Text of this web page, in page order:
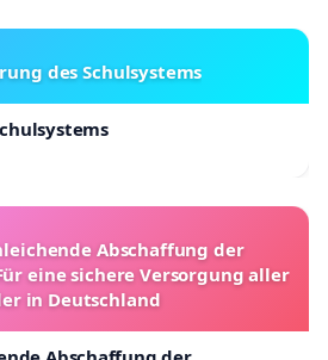
der Fahrt missachten.
Justizsystem
alle Verkehrsdelikte mit
transparent sein, und
dürfen aufgrund technischer
nicht
des Schulsystems
Abschaffung der
eine sichere Versorgung aller
in Deutschland